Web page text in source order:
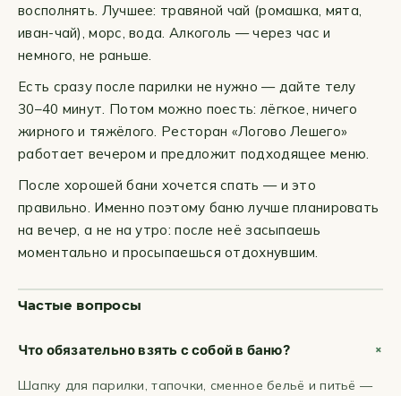
восполнять. Лучшее: травяной чай (ромашка, мята,
иван-чай), морс, вода. Алкоголь — через час и
немного, не раньше.
Есть сразу после парилки не нужно — дайте телу
30–40 минут. Потом можно поесть: лёгкое, ничего
жирного и тяжёлого. Ресторан «Логово Лешего»
работает вечером и предложит подходящее меню.
После хорошей бани хочется спать — и это
правильно. Именно поэтому баню лучше планировать
на вечер, а не на утро: после неё засыпаешь
моментально и просыпаешься отдохнувшим.
Частые вопросы
Что обязательно взять с собой в баню?
Шапку для парилки, тапочки, сменное бельё и питьё —